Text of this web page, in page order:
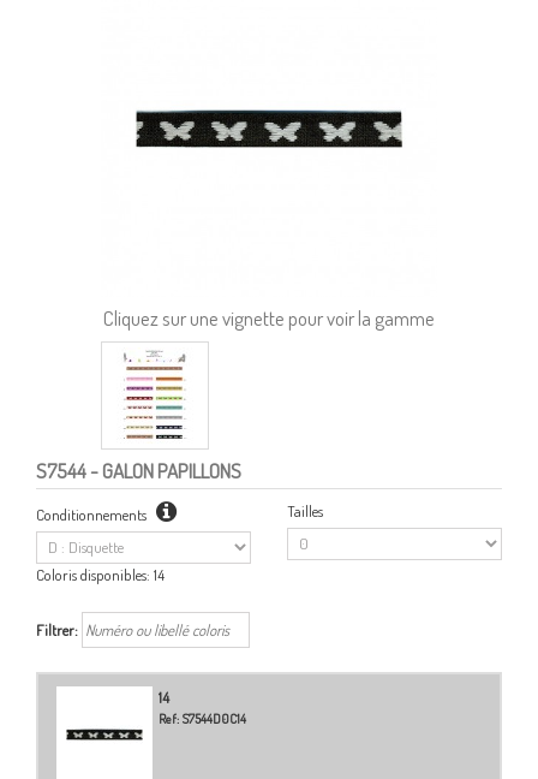
Cliquez sur une vignette pour voir la gamme
S7544- GALON PAPILLONS
Conditionnements Tailles
Coloris disponibles: 14
Filtrer:
14
Ref: S7544D0C14